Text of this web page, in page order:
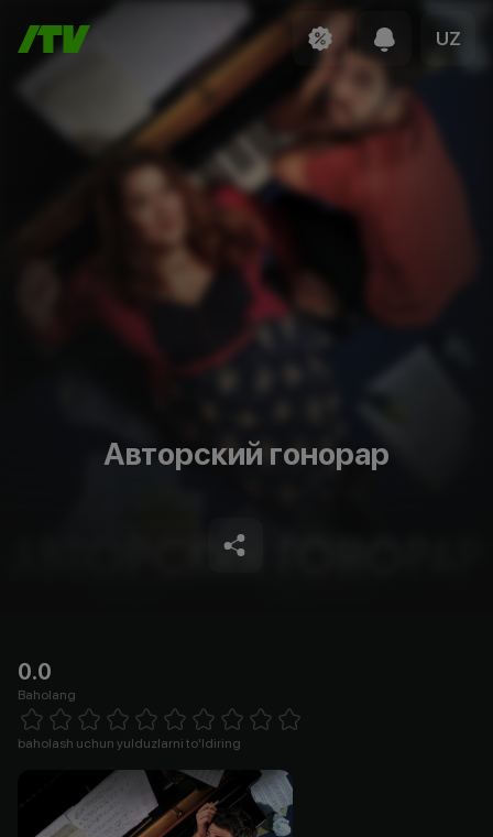
UZ
Авторский гонорар
0.0
Baholang
1 Star 2 Stars 3 Stars 4 Stars5 Stars 6 Stars7 Stars8 Stars
baholash uchun yulduzlarni to'ldiring